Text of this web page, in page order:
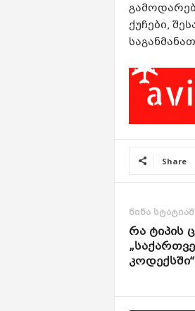
ქუჩები,
Share
წინა
რა ტიპის